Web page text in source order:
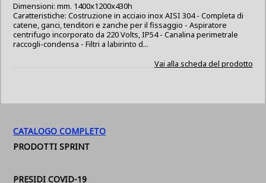
Dimensioni: mm. 1400x1200x430h
Caratteristiche: Costruzione in acciaio inox AISI 304 - Completa di
catene, ganci, tenditori e zanche per il fissaggio - Aspiratore
centrifugo incorporato da 220 Volts, IP54 - Canalina perimetrale
raccogli-condensa - Filtri a labirinto d...
Vai alla scheda del prodotto
CATALOGO COMPLETO
PRODOTTI SPRINT
PRESIDI COVID-19